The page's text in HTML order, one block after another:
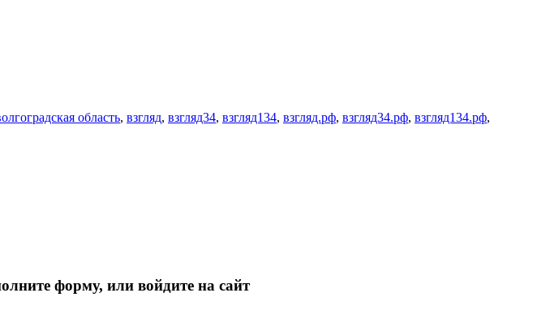
область, взгляд, взгляд34, взгляд134, взгляд.рф, взгляд34.рф, взгляд134.рф,
форму, или войдите на сайт